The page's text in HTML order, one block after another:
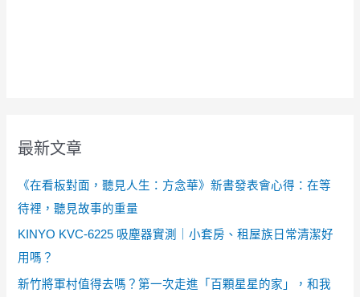
最新文章
《在看板對面，聽見人生：方念華》新書發表會心得：在等
待裡，聽見故事的重量
KINYO KVC-6225 吸塵器實測｜小套房、租屋族日常清潔好
用嗎？
新竹將軍村值得去嗎？第一次走進「百顆星星的家」，和我